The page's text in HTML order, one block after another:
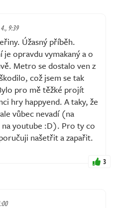
9:39
Úžasný příběh.
je opravdu vymakaný a o
Metro se dostalo ven z
což jsem se tak
pro mě těžké projít
hry happyend. A taky, že
vůbec nevadí (na
na youtube :D). Pro ty co
našetřit a zapařit.
3